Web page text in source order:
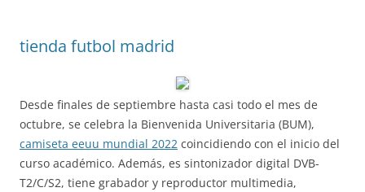
tienda futbol madrid
Desde finales de septiembre hasta casi todo el mes de
octubre, se celebra la Bienvenida Universitaria (BUM),
camiseta eeuu mundial 2022 coincidiendo con el inicio del
curso académico. Además, es sintonizador digital DVB-
T2/C/S2, tiene grabador y reproductor multimedia,